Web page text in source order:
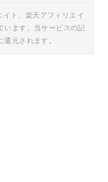
ト、楽天アフィリエイ
います。当サービスの記
元されます。